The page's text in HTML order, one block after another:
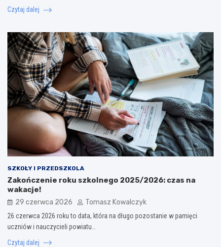
Czytaj dalej
SZKOŁY I PRZEDSZKOLA
Zakończenie roku szkolnego 2025/2026: czas na
wakacje!
29 czerwca 2026 Tomasz Kowalczyk
26 czerwca 2026 roku to data, która na długo pozostanie w pamięci
uczniów i nauczycieli powiatu…
Czytaj dalej